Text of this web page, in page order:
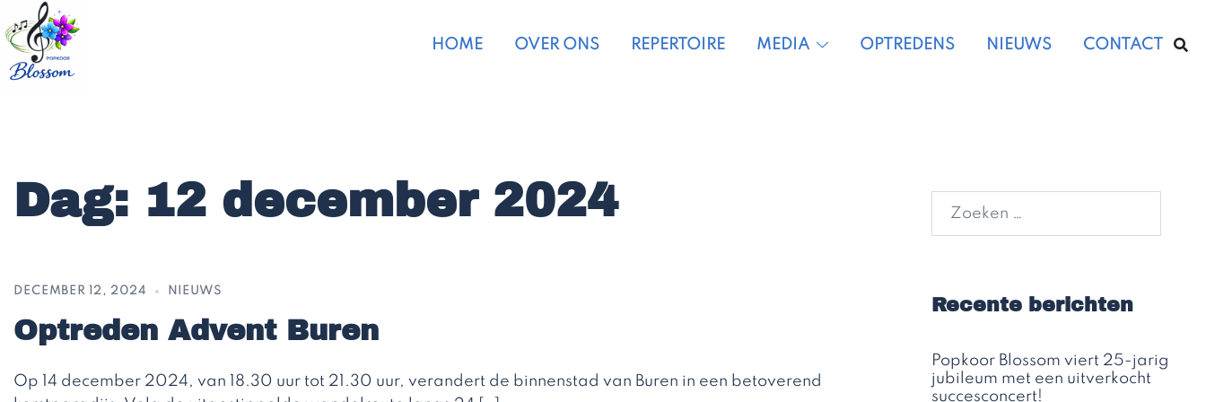
naar
inhoud
HOME OVER ONS REPERTOIRE MEDIA OPTREDENS NIEUWS CONTACT
Dag: 12 december 2024
DECEMBER 12, 2024 NIEUWS
Optreden Advent Buren
Op 14 december 2024, van 18.30 uur tot 21.30 uur, verandert de binnenstad van Buren in een betoverend
Zoeken
Recente berichten
Popkoor Blossom viert 25-jarig
jubileum met een uitverkocht
succesconcert!